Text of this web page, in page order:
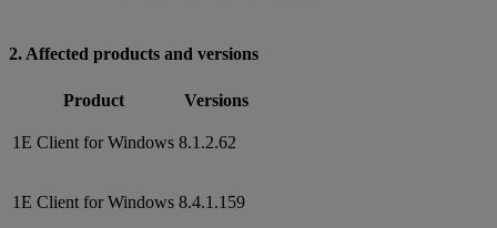
2. Affected products and versions
Product Versions
1E Client for Windows 8.1.2.62
1E Client for Windows 8.4.1.159